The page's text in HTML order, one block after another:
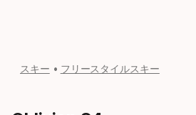
スキー フリースタイルスキー